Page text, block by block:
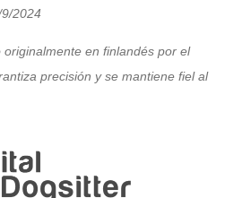
2024
en finlandés por el
precisión y se mantiene fiel al